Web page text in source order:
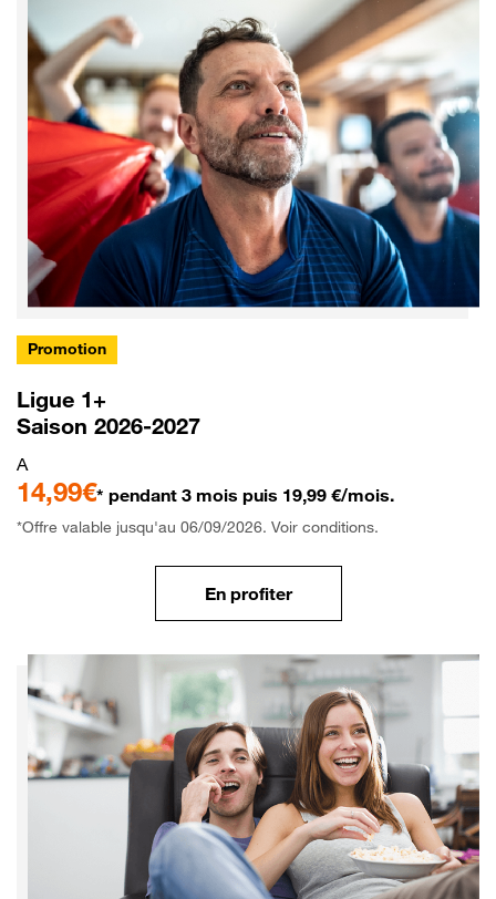
Promotion
Ligue 1+
Saison 2026-2027
A
14,99€* pendant 3 mois puis 19,99 €/mois.
*Offre valable jusqu'au 06/09/2026. Voir conditions.
En profiter